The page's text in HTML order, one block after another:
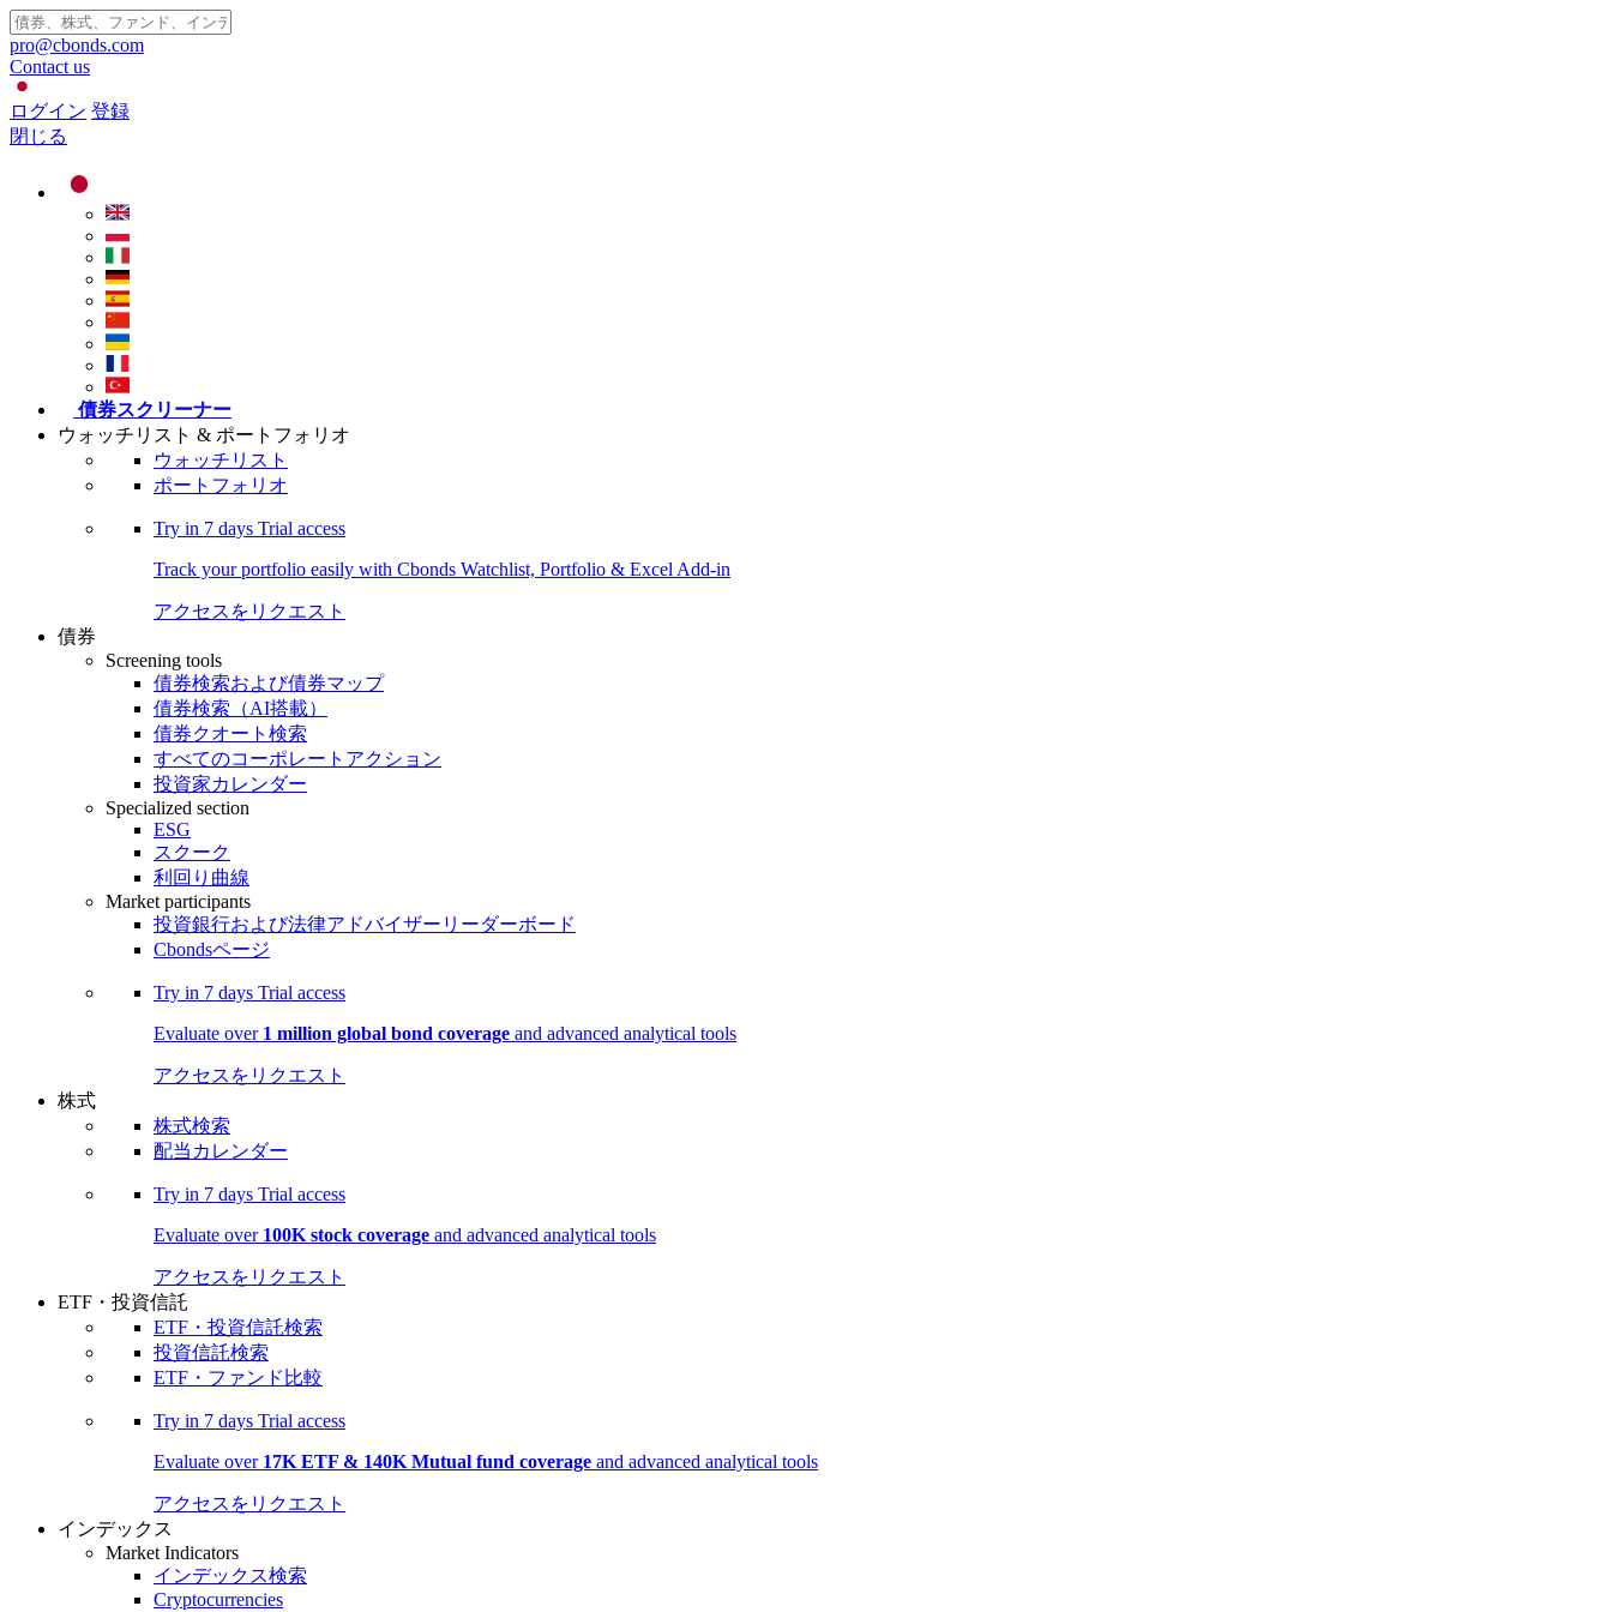
pro@cbonds.com
Contact us
ログイン 登録
閉じる
債券スクリーナー
ウォッチリスト & ポートフォリオ
ウォッチリスト
ポートフォリオ
Try in 7 days Trial access
Track your portfolio easily with Cbonds Watchlist, Portfolio & Excel Add-in
アクセスをリクエスト
債券
Screening tools
債券検索および債券マップ
債券検索（AI搭載）
債券クオート検索
すべてのコーポレートアクション
投資家カレンダー
Specialized section
ESG
スクーク
利回り曲線
Market participants
投資銀行および法律アドバイザーリーダーボード
Cbondsページ
Try in 7 days Trial access
Evaluate over 1 million global bond coverage and advanced analytical tools
アクセスをリクエスト
株式
株式検索
配当カレンダー
Try in 7 days Trial access
Evaluate over 100K stock coverage and advanced analytical tools
アクセスをリクエスト
ETF・投資信託
ETF・投資信託検索
投資信託検索
ETF・ファンド比較
Try in 7 days Trial access
Evaluate over 17K ETF & 140K Mutual fund coverage and advanced analytical tools
アクセスをリクエスト
インデックス
Market Indicators
インデックス検索
Cryptocurrencies